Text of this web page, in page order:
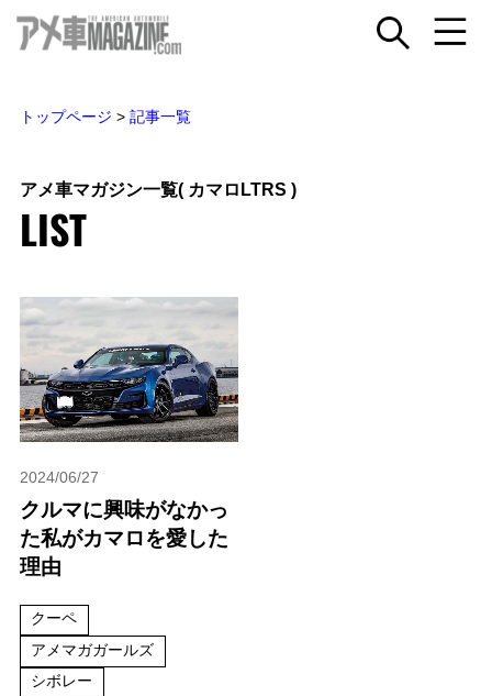
トップページ > 記事一覧
アメ車マガジン一覧( カマロLTRS )
LIST
2024/06/27
クルマに興味がなかっ
た私がカマロを愛した
理由
クーペ
アメマガガールズ
シボレー